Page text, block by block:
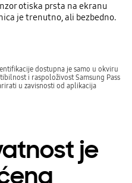
otiska prsta na ekranu
je trenutno, ali bezbedno.
dostupna je samo u okviru
i raspoloživost Samsung Pass
u zavisnosti od aplikacija
je